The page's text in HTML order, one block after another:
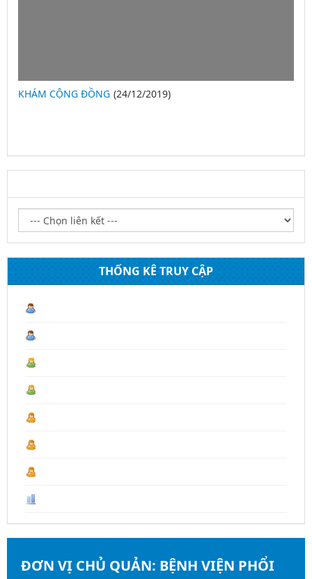
KHÁM CỘNG ĐỒNG (24/12/2019)
THỐNG KÊ TRUY CẬP
ĐƠN VỊ CHỦ QUẢN: BỆNH VIỆN PHỔI